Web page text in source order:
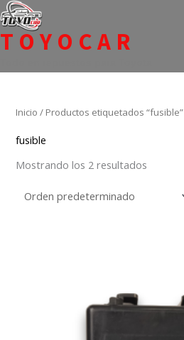
Ir
al
contenido
TOYOCAR
Inicio / Productos etiquetados “fusible”
fusible
Mostrando los 2 resultados